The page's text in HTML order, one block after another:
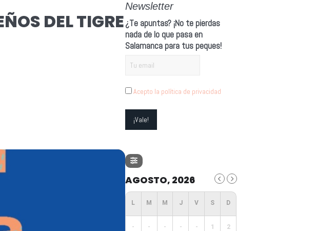
DEL TIGRE
Newsletter
¿Te apuntas? ¡No te pierdas
nada de lo que pasa en
Salamanca para tus peques!
Acepto la política de privacidad
AGOSTO, 2026
- - - - - 1 2